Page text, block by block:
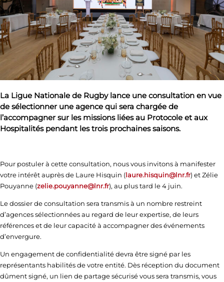
La Ligue Nationale de Rugby lance une consultation en vue
de sélectionner une agence qui sera chargée de
l’accompagner sur les missions liées au Protocole et aux
Hospitalités pendant les trois prochaines saisons.
Pour postuler à cette consultation, nous vous invitons à manifester
votre intérêt auprès de Laure Hisquin (laure.hisquin@lnr.fr) et Zélie
Pouyanne (zelie.pouyanne@lnr.fr), au plus tard le 4 juin.
Le dossier de consultation sera transmis à un nombre restreint
d’agences sélectionnées au regard de leur expertise, de leurs
références et de leur capacité à accompagner des événements
d’envergure.
Un engagement de confidentialité devra être signé par les
représentants habilités de votre entité. Dès réception du document
dûment signé, un lien de partage sécurisé vous sera transmis, vous